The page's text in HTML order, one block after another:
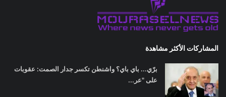
المشاركات الأكثر مشاهدة
برّي... باي باي؟ واشنطن تكسر جدار الصمت: عقوبات
على "عر...